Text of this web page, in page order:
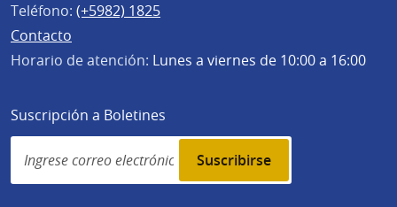
Teléfono: (+5982) 1825
Contacto
Horario de atención: Lunes a viernes de 10:00 a 16:00
Suscripción a Boletines
Simplenews
subscription